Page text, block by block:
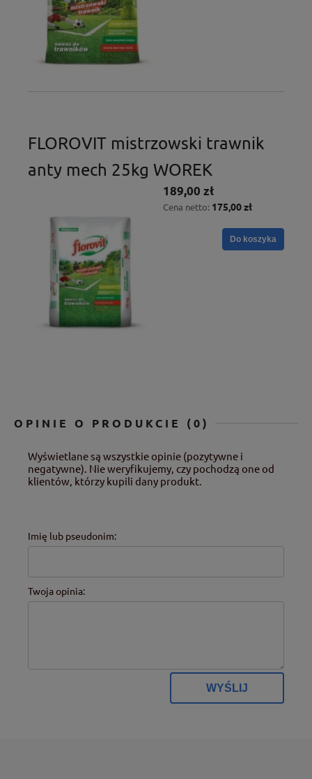
FLOROVIT mistrzowski trawnik
anty mech 25kg WOREK
189,00 zł
Cena netto: 175,00 zł
Do koszyka
OPINIE O PRODUKCIE (0)
Wyświetlane są wszystkie opinie (pozytywne i
negatywne). Nie weryfikujemy, czy pochodzą one od
klientów, którzy kupili dany produkt.
Imię lub pseudonim:
Twoja opinia:
WYŚLIJ